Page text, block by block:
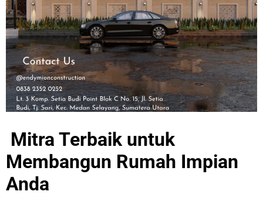
Mitra Terbaik untuk
Membangun Rumah Impian
Anda